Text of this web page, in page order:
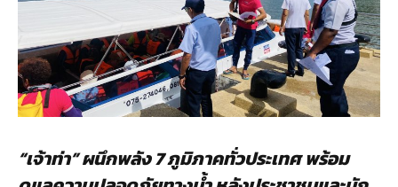
“เจ้าท่า” ผนึกพลัง 7 ภูมิภาคทั่วประเทศ พร้อม